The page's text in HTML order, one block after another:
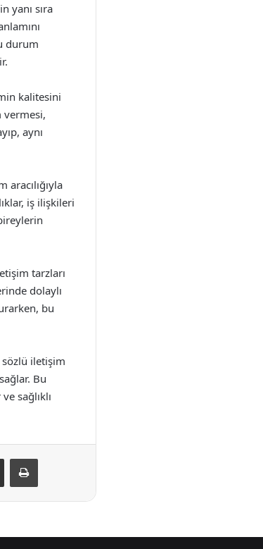
yanı sıra
durum
kalitesini
vermesi,
aynı
iş ilişkileri
tarzları
dolaylı
bu
iletişim
Bu
sağlıklı
E-Posta ile paylaş Yazdır